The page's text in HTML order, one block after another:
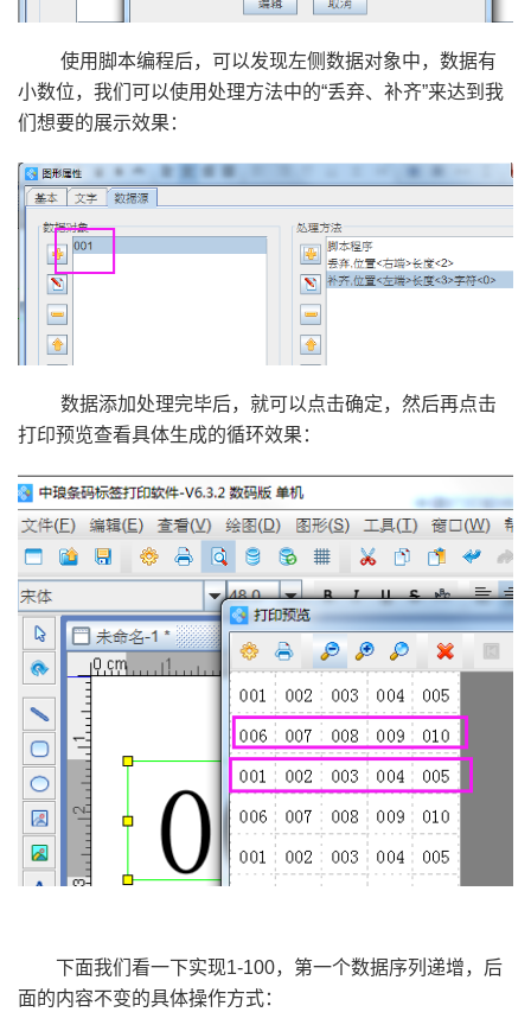
使用脚本编程后，可以发现左侧数据对象中，数据有
小数位，我们可以使用处理方法中的“丢弃、补齐”来达到我
们想要的展示效果：
数据添加处理完毕后，就可以点击确定，然后再点击
打印预览查看具体生成的循环效果：
下面我们看一下实现1-100，第一个数据序列递增，后
面的内容不变的具体操作方式：